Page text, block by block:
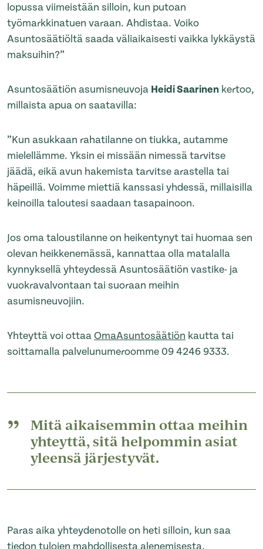
lopussa viimeistään silloin, kun putoan
työmarkkinatuen varaan. Ahdistaa. Voiko
Asuntosäätiöltä saada väliaikaisesti vaikka lykkäystä
maksuihin?”
Asuntosäätiön asumisneuvoja Heidi Saarinen kertoo,
millaista apua on saatavilla:
”Kun asukkaan rahatilanne on tiukka, autamme
mielellämme. Yksin ei missään nimessä tarvitse
jäädä, eikä avun hakemista tarvitse arastella tai
häpeillä. Voimme miettiä kanssasi yhdessä, millaisilla
keinoilla taloutesi saadaan tasapainoon.
Jos oma taloustilanne on heikentynyt tai huomaa sen
olevan heikkenemässä, kannattaa olla matalalla
kynnyksellä yhteydessä Asuntosäätiön vastike- ja
vuokravalvontaan tai suoraan meihin
asumisneuvojiin.
Yhteyttä voi ottaaOmaAsuntosäätiön kautta tai
soittamalla palvelunumeroomme 09 4246 9333.
Mitä aikaisemmin ottaa meihin
yhteyttä, sitä helpommin asiat
yleensä järjestyvät.
Paras aika yhteydenotolle on heti silloin, kun saa
tiedon tulojen mahdollisesta alenemisesta.